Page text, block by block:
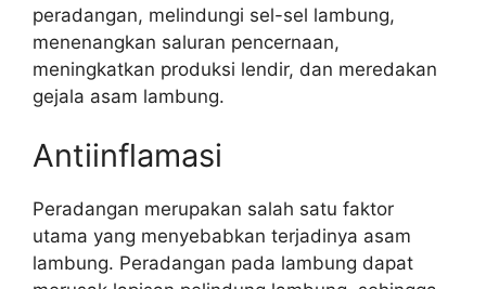
peradangan, melindungi sel-sel lambung,
menenangkan saluran pencernaan,
meningkatkan produksi lendir, dan meredakan
gejala asam lambung.
Antiinflamasi
Peradangan merupakan salah satu faktor
utama yang menyebabkan terjadinya asam
lambung. Peradangan pada lambung dapat